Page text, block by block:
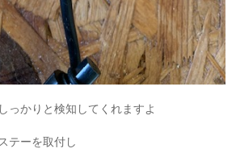
っかりと検知してくれますよ
テーを取付し